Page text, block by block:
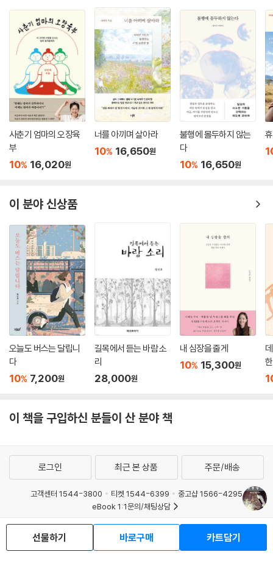
사춘기 엄마의 오장육
부
10% 16,020원
너를 아끼며 살아라
10% 16,650원
불행에 몰두하지 않는
다
10% 16,650원
이 분야 신상품
오늘도 버스는 달립니
다
10% 7,200원
길목에서 듣는 바람 소
리
28,000원
내 심장을 줄게
10% 15,300원
이 책을 구입하신 분들이 산 분야 책
선물하기 바로구매 카트담기
로그인 최근 본 상품 주문/배송
고객센터 1544-3800 티켓 1544-6399
중고샵 1566-4295
eBook 1:1문의/채팅상담
예스이십사(주) 사업자 정보
이용약관
개인정보처리방침
청소년보호정책